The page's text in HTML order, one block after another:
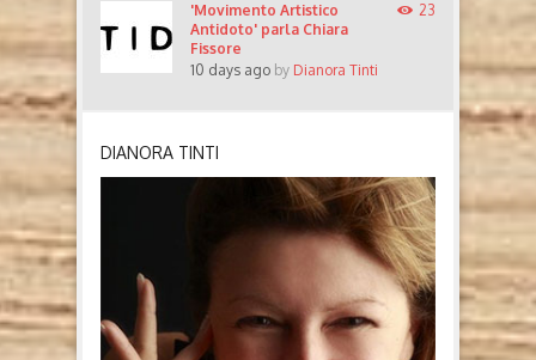
'Movimento Artistico
Antidoto' parla Chiara
Fissore
10 days ago by Dianora Tinti
23
DIANORA TINTI